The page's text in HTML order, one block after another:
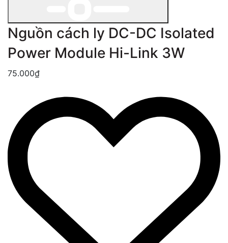
Nguồn cách ly DC-DC Isolated
Power Module Hi-Link 3W
75.000₫